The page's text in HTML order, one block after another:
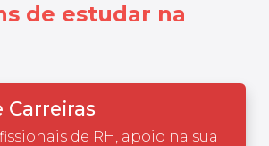
de estudar na
Carreiras
de RH, apoio na sua